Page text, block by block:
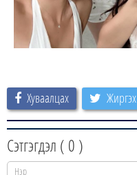
Хуваалцах Жиргэх
Сэтгэгдэл ( 0 )